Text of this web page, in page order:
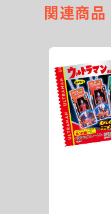
関連商品